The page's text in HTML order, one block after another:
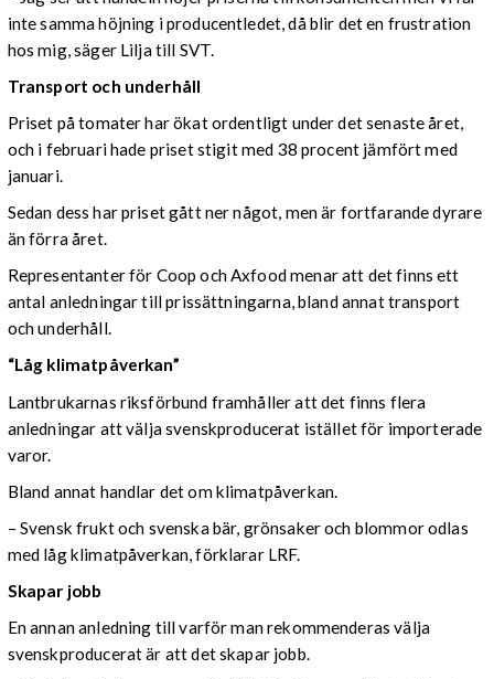
inte samma höjning i producentledet, då blir det en frustration
hos mig, säger Lilja till SVT.
Transport och underhåll
Priset på tomater har ökat ordentligt under det senaste året,
och i februari hade priset stigit med 38 procent jämfört med
januari.
Sedan dess har priset gått ner något, men är fortfarande dyrare
än förra året.
Representanter för Coop och Axfood menar att det finns ett
antal anledningar till prissättningarna, bland annat transport
och underhåll.
“Låg klimatpåverkan”
Lantbrukarnas riksförbund framhåller att det finns flera
anledningar att välja svenskproducerat istället för importerade
varor.
Bland annat handlar det om klimatpåverkan.
– Svensk frukt och svenska bär, grönsaker och blommor odlas
med låg klimatpåverkan, förklarar LRF.
Skapar jobb
En annan anledning till varför man rekommenderas välja
svenskproducerat är att det skapar jobb.